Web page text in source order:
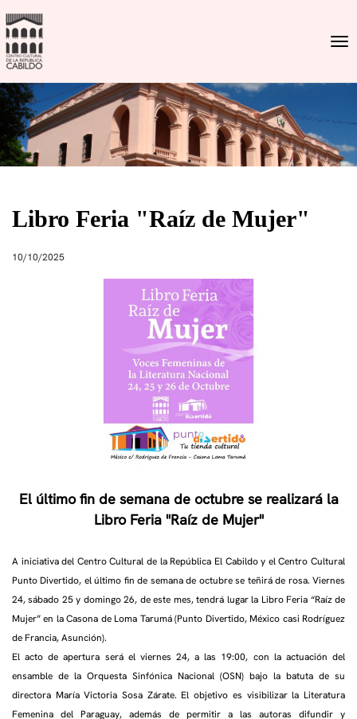
Libro Feria "Raíz de Mujer"
10/10/2025
El último fin de semana de octubre se realizará la
Libro Feria "Raíz de Mujer"
A iniciativa del Centro Cultural de la República El Cabildo y el Centro Cultural
Punto Divertido, el último fin de semana de octubre se teñirá de rosa. Viernes
24, sábado 25 y domingo 26, de este mes, tendrá lugar la Libro Feria “Raíz de
Mujer” en la Casona de Loma Tarumá (Punto Divertido, México casi Rodríguez
de Francia, Asunción).
El acto de apertura será el viernes 24, a las 19:00, con la actuación del
ensamble de la Orquesta Sinfónica Nacional (OSN) bajo la batuta de su
directora María Victoria Sosa Zárate. El objetivo es visibilizar la Literatura
Femenina del Paraguay, además de permitir a las autoras difundir y